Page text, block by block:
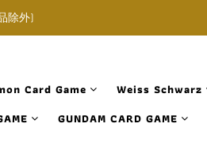
除外)
除外)
除外)Card Game Weiss Schwarz
GUNDAM CARD GAME